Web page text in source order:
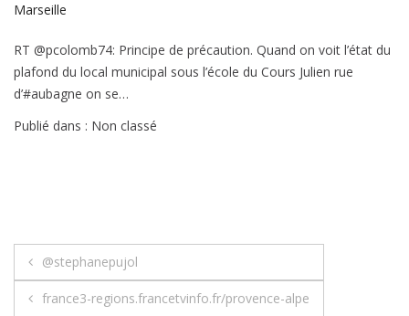
Marseille
RT @pcolomb74: Principe de précaution. Quand on voit l’état du
plafond du local municipal sous l’école du Cours Julien rue
d’#aubagne on se…
Publié dans : Non classé
Navigation
de
@stephanepujol
france3-regions.francetvinfo.fr/provence-alpe